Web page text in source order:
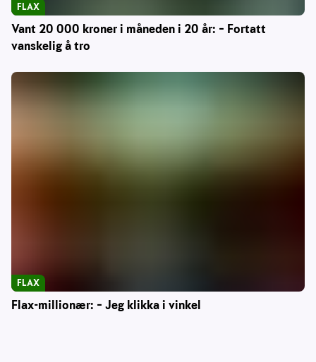
Vant 20 000 kroner i måneden i 20 år: – Fortatt
vanskelig å tro
FLAX
Flax-millionær: – Jeg klikka i vinkel
FLAX